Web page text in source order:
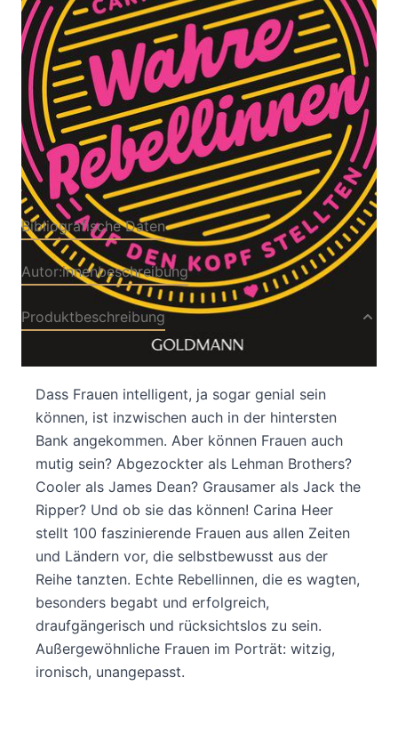
VonCarina Heer
Verlag: Goldmann 16.03.2020
Buch 448 Seiten
kartoniert
ISBN: 978-3-442-
14244-6
Bibliografische Daten
Autor:innenbeschreibung
Produktbeschreibung
Starke Frauen passen in keine Schublade
Dass Frauen intelligent, ja sogar genial sein
können, ist inzwischen auch in der hintersten
Bank angekommen. Aber können Frauen auch
mutig sein? Abgezockter als Lehman Brothers?
Cooler als James Dean? Grausamer als Jack the
Ripper? Und ob sie das können! Carina Heer
stellt 100 faszinierende Frauen aus allen Zeiten
und Ländern vor, die selbstbewusst aus der
Reihe tanzten. Echte Rebellinnen, die es wagten,
besonders begabt und erfolgreich,
draufgängerisch und rücksichtslos zu sein.
Außergewöhnliche Frauen im Porträt: witzig,
ironisch, unangepasst.